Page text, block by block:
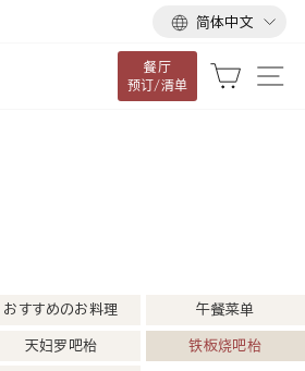
语
言
简体中文
餐厅
预订/清单
大车
おすすめのお料理 午餐菜单
天妇罗吧枱 铁板烧吧枱